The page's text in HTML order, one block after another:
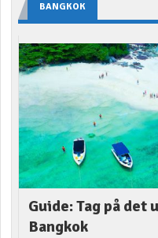
BANGKOK
Guide: Tag på
Bangkok